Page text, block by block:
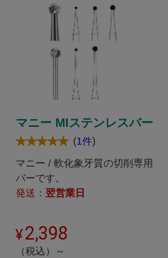
マニー MIステンレスバー
(1件)
マニー / 軟化象牙質の切削専用
バーです。
発送： 翌営業日
2,398
（税込）～